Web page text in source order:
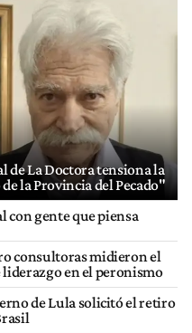
de La Doctora tensiona la
la Provincia del Pecado"
con gente que piensa
consultoras midieron el
liderazgo en el peronismo
de Lula solicitó el retiro